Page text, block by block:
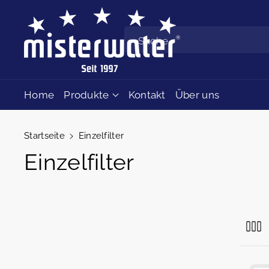
springen
Suche
Home Produkte Kontakt Über uns
Startseite Einzelfilter
K
Einzelfilter